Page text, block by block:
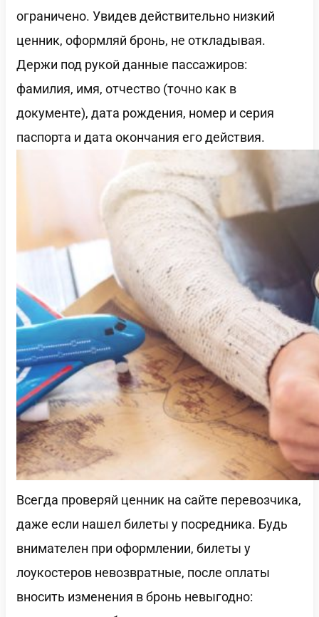
ограничено. Увидев действительно низкий
ценник, оформляй бронь, не откладывая.
Держи под рукой данные пассажиров:
фамилия, имя, отчество (точно как в
документе), дата рождения, номер и серия
паспорта и дата окончания его действия.
Всегда проверяй ценник на сайте перевозчика,
даже если нашел билеты у посредника. Будь
внимателен при оформлении, билеты у
лоукостеров невозвратные, после оплаты
вносить изменения в бронь невыгодно: